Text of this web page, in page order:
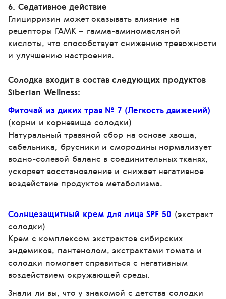
6. Седативное действие
Глицирризин может оказывать влияние на
рецепторы ГАМК – гамма-аминомасляной
кислоты, что способствует снижению тревожности
и улучшению настроения.
Солодка входит в состав следующих продуктов
Siberian Wellness:
Фиточай из диких трав № 7 (Легкость движений)
(корни и корневища солодки)
Натуральный травяной сбор на основе хвоща,
сабельника, брусники и смородины нормализует
водно-солевой баланс в соединительных тканях,
ускоряет восстановление и снижает негативное
воздействие продуктов метаболизма.
Солнцезащитный крем для лица SPF 50 (экстракт
солодки)
Крем c комплексом экстрактов сибирских
эндемиков, пантенолом, экстрактами томата и
солодки помогает справиться с негативным
воздействием окружающей среды.
Знали ли вы, что у знакомой с детства солодки